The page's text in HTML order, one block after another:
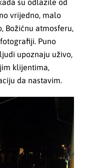
su odlazile od
vrijedno, malo
Božićnu atmosferu,
Puno
upoznaju uživo,
klijentima,
da nastavim.